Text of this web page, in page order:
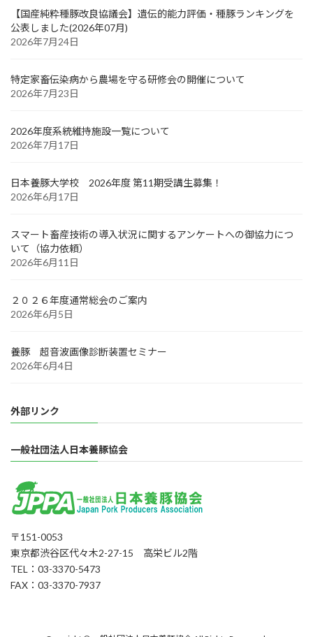
【国産純粋種豚改良協議会】遺伝的能力評価・種豚ランキングを
公表しました(2026年07月)
2026年7月24日
特定家畜伝染病から農場を守る研修会の開催について
2026年7月23日
2026年度系統維持施設一覧について
2026年7月17日
日本養豚大学校 2026年度 第11期受講生募集！
2026年6月17日
スマート畜産技術の導入状況に関するアンケートへの御協力につ
いて（協力依頼）
2026年6月11日
２０２６年度通常総会のご案内
2026年6月5日
養豚 超音波画像診断装置セミナー
2026年6月4日
外部リンク
一般社団法人日本養豚協会
〒151-0053
東京都渋谷区代々木2-27-15 高栄ビル2階
TEL：03-3370-5473
FAX：03-3370-7937